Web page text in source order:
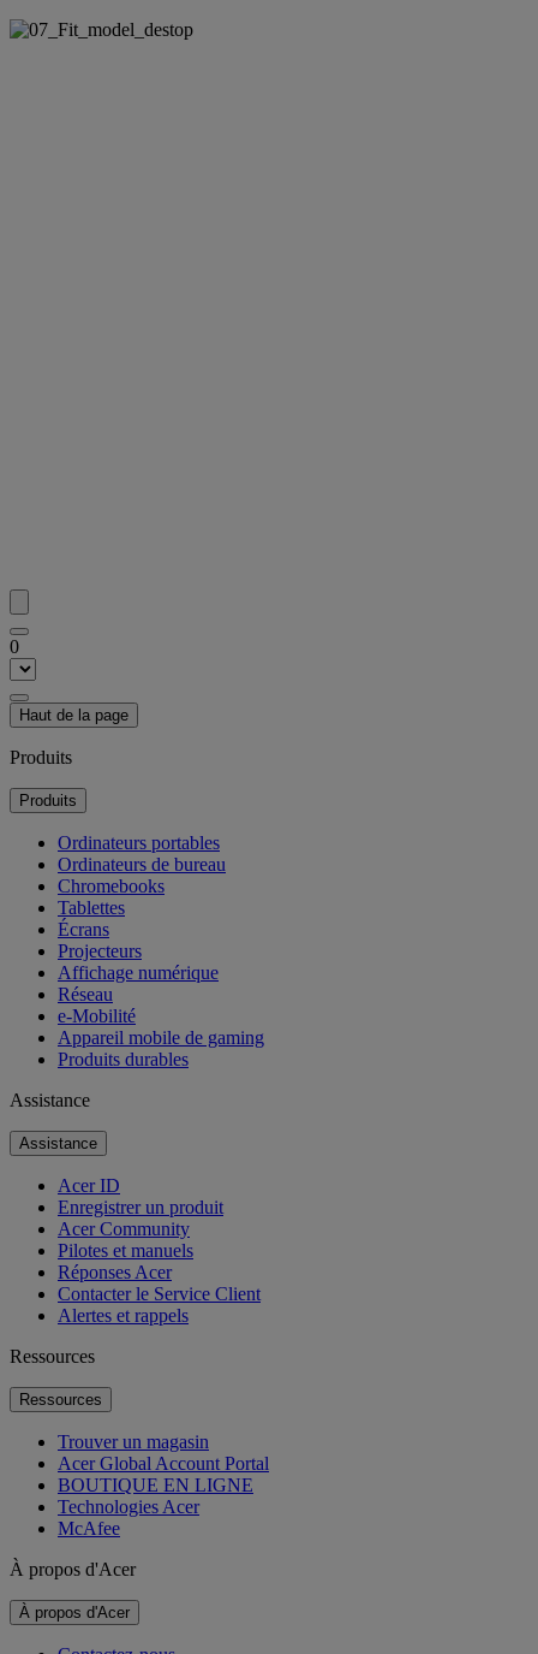
0
Haut de la page
Produits
Produits
Ordinateurs portables
Ordinateurs de bureau
Chromebooks
Tablettes
Écrans
Projecteurs
Affichage numérique
Réseau
e-Mobilité
Appareil mobile de gaming
Produits durables
Assistance
Assistance
Acer ID
Enregistrer un produit
Acer Community
Pilotes et manuels
Réponses Acer
Contacter le Service Client
Alertes et rappels
Ressources
Ressources
Trouver un magasin
Acer Global Account Portal
BOUTIQUE EN LIGNE
Technologies Acer
McAfee
À propos d'Acer
À propos d'Acer